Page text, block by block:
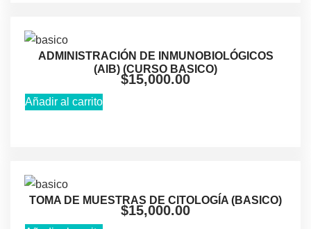
ADMINISTRACIÓN DE INMUNOBIOLÓGICOS
(AlB) (CURSO BASICO)
$15,000.00
Añadir al carrito
TOMA DE MUESTRAS DE CITOLOGÍA (BASICO)
$15,000.00